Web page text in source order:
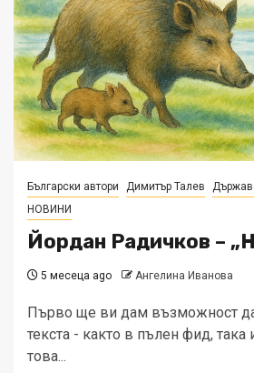
Български автори Димитър Талев
НОВИНИ
Йордан Радичков –
5 месеца ago Ангелина Иванова
Първо ще ви дам възможност да
текста - както в пълен фид, така
това...